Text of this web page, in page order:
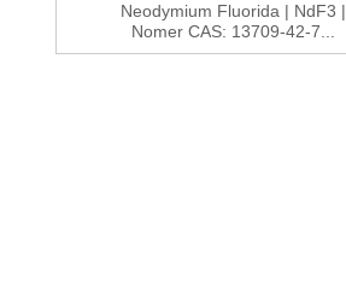
Neodymium Fluorida | NdF3 |
Nomer CAS: 13709-42-7...